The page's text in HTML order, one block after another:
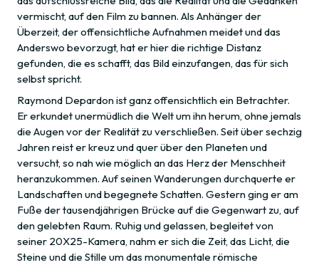
vermischt, auf den Film zu bannen. Als Anhänger der
Überzeit, der offensichtliche Aufnahmen meidet und das
Anderswo bevorzugt, hat er hier die richtige Distanz
gefunden, die es schafft, das Bild einzufangen, das für sich
selbst spricht.
Raymond Depardon ist ganz offensichtlich ein Betrachter.
Er erkundet unermüdlich die Welt um ihn herum, ohne jemals
die Augen vor der Realität zu verschließen. Seit über sechzig
Jahren reist er kreuz und quer über den Planeten und
versucht, so nah wie möglich an das Herz der Menschheit
heranzukommen. Auf seinen Wanderungen durchquerte er
Landschaften und begegnete Schatten. Gestern ging er am
Fuße der tausendjährigen Brücke auf die Gegenwart zu, auf
den gelebten Raum. Ruhig und gelassen, begleitet von
seiner 20X25-Kamera, nahm er sich die Zeit, das Licht, die
Steine und die Stille um das monumentale römische